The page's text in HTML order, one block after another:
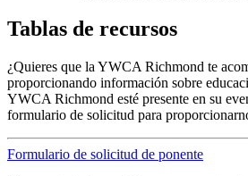
Tablas de recursos
¿Quieres que la YWCA Richmond te
proporcionando información sobre
YWCA Richmond esté presente en su
formulario de solicitud para
Formulario de solicitud de ponente